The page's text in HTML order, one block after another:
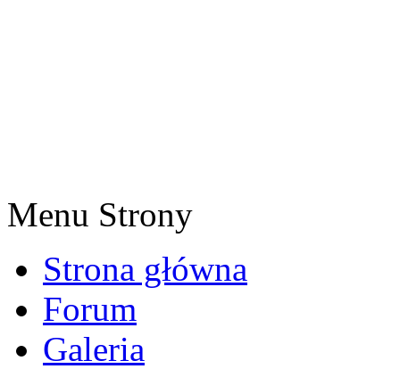
Menu Strony
Strona główna
Forum
Galeria